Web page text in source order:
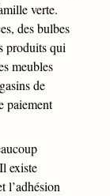
verte.
des bulbes
produits qui
meubles
de
paiement
existe
l’adhésion